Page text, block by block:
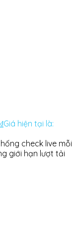
₫Giá hiện tại là:
check live mỗi
giới hạn lượt tải